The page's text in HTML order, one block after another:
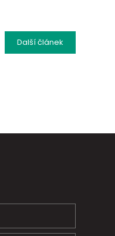
Dalšíčlánek